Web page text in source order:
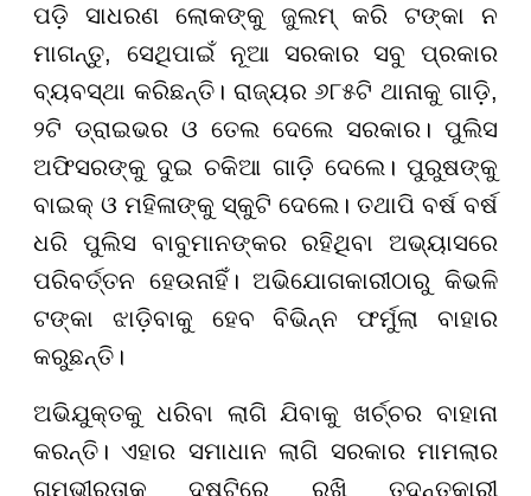
ପଡ଼ି ସାଧରଣ ଲୋକଙ୍କୁ ଜୁଲମ୍ କରି ଟଙ୍କା ନ
ମାଗନ୍ତୁ, ସେଥିପାଇଁ ନୂଆ ସରକାର ସବୁ ପ୍ରକାର
ବ୍ୟବସ୍ଥା କରିଛନ୍ତି। ରାଜ୍ୟର ୬୮୫ଟି ଥାନାକୁ ଗାଡ଼ି,
୨ଟି ଡ୍ରାଇଭର ଓ ତେଲ ଦେଲେ ସରକାର। ପୁଲିସ
ଅଫିସରଙ୍କୁ ଦୁଇ ଚକିଆ ଗାଡ଼ି ଦେଲେ। ପୁରୁଷଙ୍କୁ
ବାଇକ୍ ଓ ମହିଳାଙ୍କୁ ସ୍କୁଟି ଦେଲେ। ତଥାପି ବର୍ଷ ବର୍ଷ
ଧରି ପୁଲିସ ବାବୁମାନଙ୍କର ରହିଥିବା ଅଭ୍ୟାସରେ
ପରିବର୍ତ୍ତନ ହେଉନାହିଁ। ଅଭିଯୋଗକାରୀଠାରୁ କିଭଳି
ଟଙ୍କା ଝାଡ଼ିବାକୁ ହେବ ବିଭିନ୍ନ ଫର୍ମୁଲା ବାହାର
କରୁଛନ୍ତି।
ଅଭିଯୁକ୍ତକୁ ଧରିବା ଲାଗି ଯିବାକୁ ଖର୍ଚ୍ଚର ବାହାନା
କରନ୍ତି। ଏହାର ସମାଧାନ ଲାଗି ସରକାର ମାମଲାର
ଗମ୍ଭୀରତାକୁ ଦୃଷ୍ଟିରେ ରଖି ତଦନ୍ତକାରୀ